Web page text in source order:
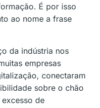
É por isso
ao nome a frase
da indústria nos
empresas
conectaram
sobre o chão
de